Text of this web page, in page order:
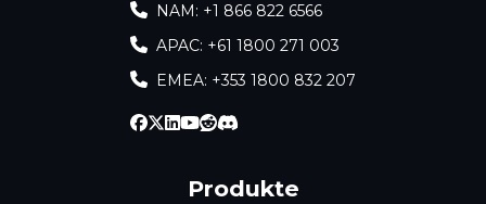
NAM: +1 866 822 6566
APAC: +61 1800 271 003
EMEA: +353 1800 832 207
Produkte